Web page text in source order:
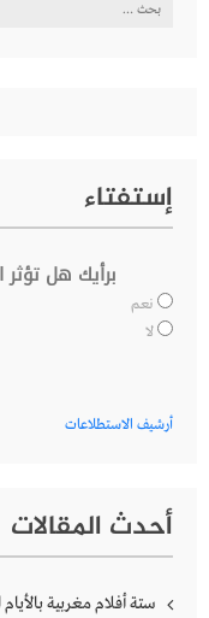
إستفتاء
برأيك هل
نعم
لا
أرشيف الاستطلاعات
أحدث المقالات
ستة أفلام مغربية بالأيام